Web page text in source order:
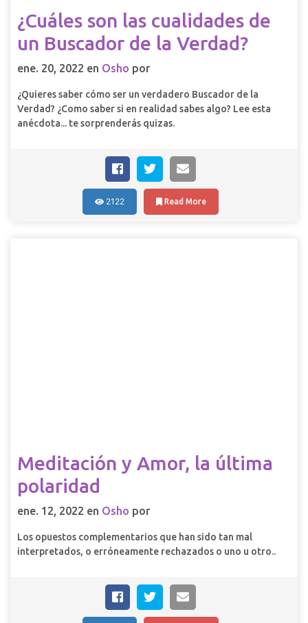
¿Cuáles son las cualidades de
un Buscador de la Verdad?
ene. 20, 2022 en Osho por
¿Quieres saber cómo ser un verdadero Buscador de la
Verdad? ¿Como saber si en realidad sabes algo? Lee esta
anécdota... te sorprenderás quizas.
2122 Read More
Meditación y Amor, la última
polaridad
ene. 12, 2022 en Osho por
Los opuestos complementarios que han sido tan mal
interpretados, o erróneamente rechazados o uno u otro..